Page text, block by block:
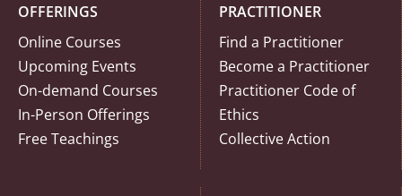
OFFERINGS
Online Courses
Upcoming Events
On-demand Courses
In-Person Offerings
Free Teachings
PRACTITIONER
Find a Practitioner
Become a Practitioner
Practitioner Code of
Ethics
Collective Action